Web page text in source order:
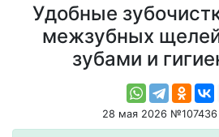
Удобные
межзубных
зубами и
28 мая 2026